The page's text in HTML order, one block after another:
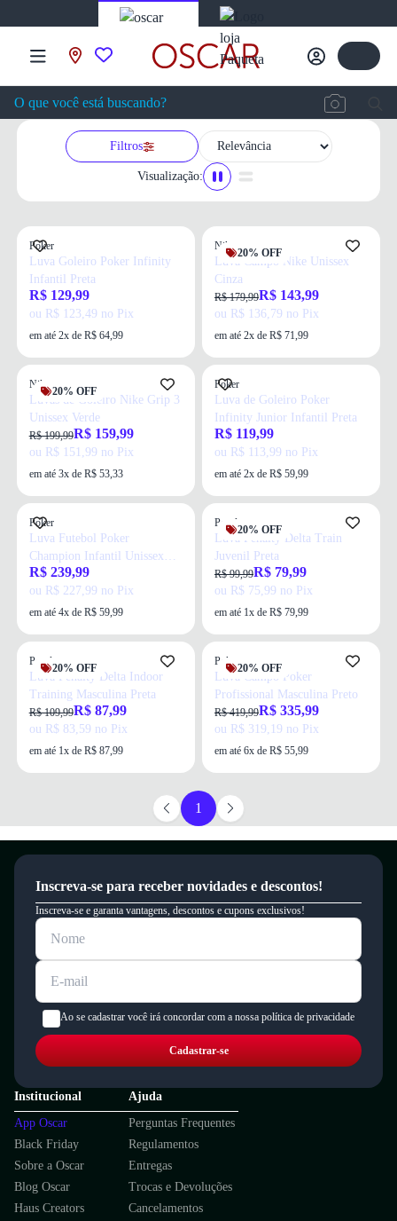
Filtros
Visualização:
Poker
Luva Goleiro Poker Infinity
Infantil Preta
R$ 129,99
ou R$ 123,49 no Pix
em até 2x de R$ 64,99
20% OFF
Nike
Luva Campo Nike Unissex
Cinza
R$ 179,99R$ 143,99
ou R$ 136,79 no Pix
em até 2x de R$ 71,99
20% OFF
Nike
Luvas de Goleiro Nike Grip 3
Unissex Verde
R$ 199,99R$ 159,99
ou R$ 151,99 no Pix
em até 3x de R$ 53,33
Poker
Luva de Goleiro Poker
Infinity Junior Infantil Preta
R$ 119,99
ou R$ 113,99 no Pix
em até 2x de R$ 59,99
Poker
Luva Futebol Poker
Champion Infantil Unissex
Preta
R$ 239,99
ou R$ 227,99 no Pix
em até 4x de R$ 59,99
20% OFF
Penalty
Luva Penalty Delta Train
Juvenil Preta
R$ 99,99R$ 79,99
ou R$ 75,99 no Pix
em até 1x de R$ 79,99
20% OFF
Penalty
Luva Penalty Delta Indoor
Training Masculina Preta
R$ 109,99R$ 87,99
ou R$ 83,59 no Pix
em até 1x de R$ 87,99
20% OFF
Poker
Luva Campo Poker
Profissional Masculina Preto
R$ 419,99R$ 335,99
ou R$ 319,19 no Pix
em até 6x de R$ 55,99
1
Inscreva-se para receber novidades e descontos!
Inscreva-se e garanta vantagens, descontos e cupons exclusivos!
Ao se cadastrar você irá concordar com a nossa política de privacidade
Cadastrar-se
Institucional
App Oscar
Black Friday
Sobre a Oscar
Blog Oscar
Haus Creators
Ajuda
Perguntas Frequentes
Regulamentos
Entregas
Trocas e Devoluções
Cancelamentos